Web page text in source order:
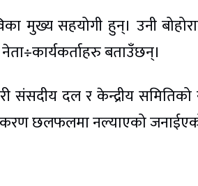
मुख्य सहयोगी हुन्। उनी
बताउँछन्।
संसदीय दल र केन्द्रीय
छलफलमा नल्याएको